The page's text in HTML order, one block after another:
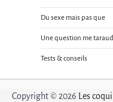
Du sexe mais pas que
Une question me
Tests & conseils
Copyright © 2026 Les